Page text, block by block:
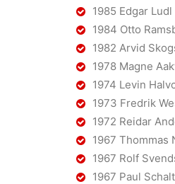
1985 Edgar Ludl
1984 Otto
1982 Arvid
1978 Magne
1974 Levin
1973 Fredrik
1972 Reidar
1967 Thommas
1967 Rolf
1967 Paul